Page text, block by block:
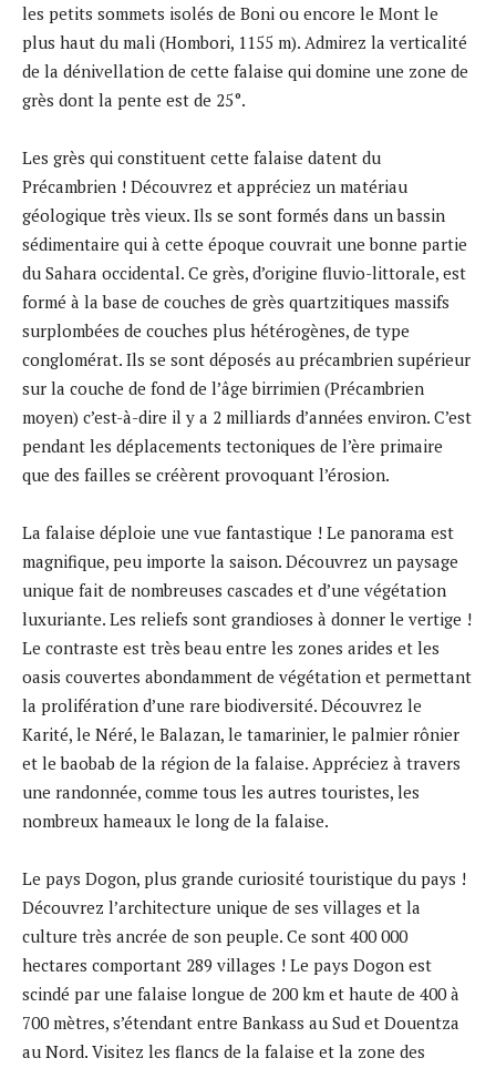
les petits sommets isolés de Boni ou encore le Mont le
plus haut du mali (Hombori, 1155 m). Admirez la verticalité
de la dénivellation de cette falaise qui domine une zone de
grès dont la pente est de 25°.
Les grès qui constituent cette falaise datent du
Précambrien ! Découvrez et appréciez un matériau
géologique très vieux. Ils se sont formés dans un bassin
sédimentaire qui à cette époque couvrait une bonne partie
du Sahara occidental. Ce grès, d’origine fluvio-littorale, est
formé à la base de couches de grès quartzitiques massifs
surplombées de couches plus hétérogènes, de type
conglomérat. Ils se sont déposés au précambrien supérieur
sur la couche de fond de l’âge birrimien (Précambrien
moyen) c’est-à-dire il y a 2 milliards d’années environ. C’est
pendant les déplacements tectoniques de l’ère primaire
que des failles se créèrent provoquant l’érosion.
La falaise déploie une vue fantastique ! Le panorama est
magnifique, peu importe la saison. Découvrez un paysage
unique fait de nombreuses cascades et d’une végétation
luxuriante. Les reliefs sont grandioses à donner le vertige !
Le contraste est très beau entre les zones arides et les
oasis couvertes abondamment de végétation et permettant
la prolifération d’une rare biodiversité. Découvrez le
Karité, le Néré, le Balazan, le tamarinier, le palmier rônier
et le baobab de la région de la falaise. Appréciez à travers
une randonnée, comme tous les autres touristes, les
nombreux hameaux le long de la falaise.
Le pays Dogon, plus grande curiosité touristique du pays !
Découvrez l’architecture unique de ses villages et la
culture très ancrée de son peuple. Ce sont 400 000
hectares comportant 289 villages ! Le pays Dogon est
scindé par une falaise longue de 200 km et haute de 400 à
700 mètres, s’étendant entre Bankass au Sud et Douentza
au Nord. Visitez les flancs de la falaise et la zone des